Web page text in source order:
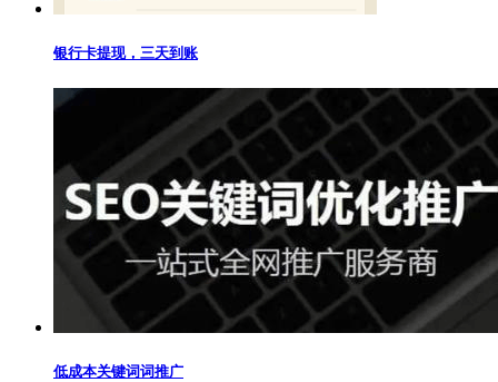
银行卡提现，三天到账
低成本关键词词推广